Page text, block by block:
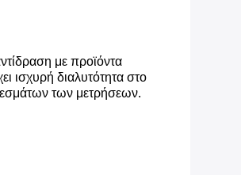
με προϊόντα
ισχυρή διαλυτότητα στο
των μετρήσεων.